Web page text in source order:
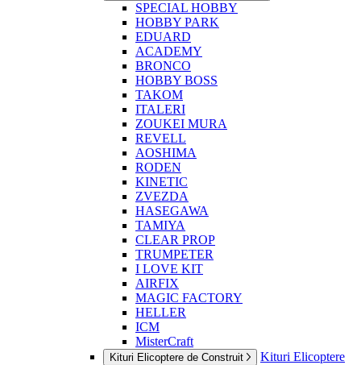
SPECIAL HOBBY
HOBBY PARK
EDUARD
ACADEMY
BRONCO
HOBBY BOSS
TAKOM
ITALERI
ZOUKEI MURA
REVELL
AOSHIMA
RODEN
KINETIC
ZVEZDA
HASEGAWA
TAMIYA
CLEAR PROP
TRUMPETER
I LOVE KIT
AIRFIX
MAGIC FACTORY
HELLER
ICM
MisterCraft
Kituri Elicoptere de Construit
Kituri Elicoptere